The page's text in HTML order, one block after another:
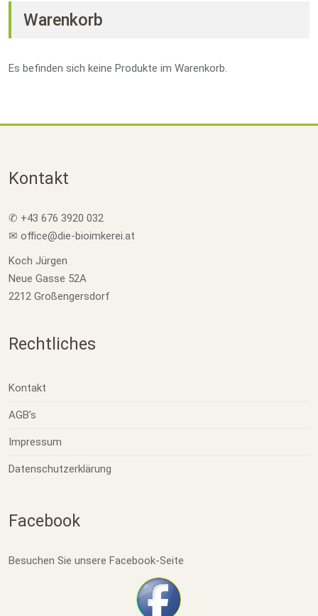
Warenkorb
Es befinden sich keine Produkte im Warenkorb.
Kontakt
✆ +43 676 3920 032
✉ office@die-bioimkerei.at
Koch Jürgen
Neue Gasse 52A
2212 Großengersdorf
Rechtliches
Kontakt
AGB’s
Impressum
Datenschutzerklärung
Facebook
Besuchen Sie unsere Facebook-Seite